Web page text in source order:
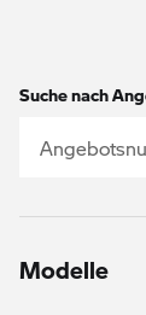
Suche nach
Modelle